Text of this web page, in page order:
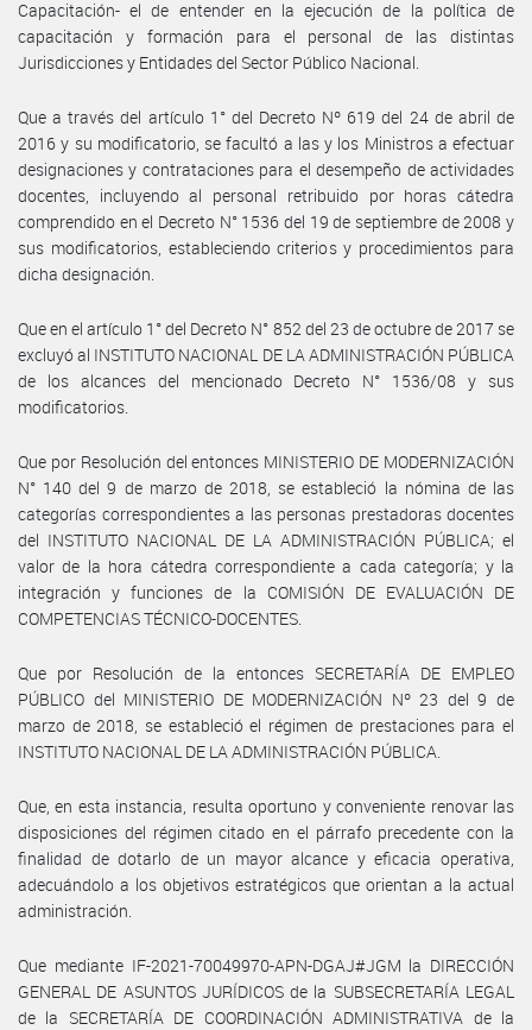
Capacitación- el de entender en la ejecución de la política de
capacitación y formación para el personal de las distintas
Jurisdicciones y Entidades del Sector Público Nacional.
Que a través del artículo 1° del Decreto Nº 619 del 24 de abril de
2016 y su modificatorio, se facultó a las y los Ministros a efectuar
designaciones y contrataciones para el desempeño de actividades
docentes, incluyendo al personal retribuido por horas cátedra
comprendido en el Decreto N° 1536 del 19 de septiembre de 2008 y
sus modificatorios, estableciendo criterios y procedimientos para
dicha designación.
Que en el artículo 1° del Decreto N° 852 del 23 de octubre de 2017 se
excluyó al INSTITUTO NACIONAL DE LA ADMINISTRACIÓN PÚBLICA
de los alcances del mencionado Decreto N° 1536/08 y sus
modificatorios.
Que por Resolución del entonces MINISTERIO DE MODERNIZACIÓN
N° 140 del 9 de marzo de 2018, se estableció la nómina de las
categorías correspondientes a las personas prestadoras docentes
del INSTITUTO NACIONAL DE LA ADMINISTRACIÓN PÚBLICA; el
valor de la hora cátedra correspondiente a cada categoría; y la
integración y funciones de la COMISIÓN DE EVALUACIÓN DE
COMPETENCIAS TÉCNICO-DOCENTES.
Que por Resolución de la entonces SECRETARÍA DE EMPLEO
PÚBLICO del MINISTERIO DE MODERNIZACIÓN Nº 23 del 9 de
marzo de 2018, se estableció el régimen de prestaciones para el
INSTITUTO NACIONAL DE LA ADMINISTRACIÓN PÚBLICA.
Que, en esta instancia, resulta oportuno y conveniente renovar las
disposiciones del régimen citado en el párrafo precedente con la
finalidad de dotarlo de un mayor alcance y eficacia operativa,
adecuándolo a los objetivos estratégicos que orientan a la actual
administración.
Que mediante IF-2021-70049970-APN-DGAJ#JGM la DIRECCIÓN
GENERAL DE ASUNTOS JURÍDICOS de la SUBSECRETARÍA LEGAL
de la SECRETARÍA DE COORDINACIÓN ADMINISTRATIVA de la